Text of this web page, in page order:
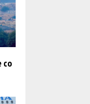
со